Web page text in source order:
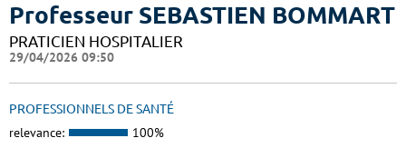
Professeur SEBASTIEN BOMMART
PRATICIEN HOSPITALIER
29/04/2026 09:50
PROFESSIONNELS DE SANTÉ
relevance: 100%